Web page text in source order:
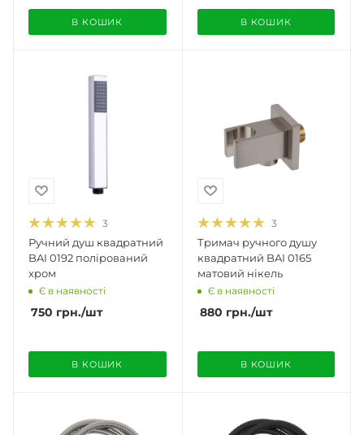
В КОШИК В КОШИК
3
Ручний душ квадратний
BAI 0192 полірований
хром
Є в наявності
750 грн./шт
В КОШИК
3
Тримач ручного душу
квадратний BAI 0165
матовий нікель
Є в наявності
880 грн./шт
В КОШИК